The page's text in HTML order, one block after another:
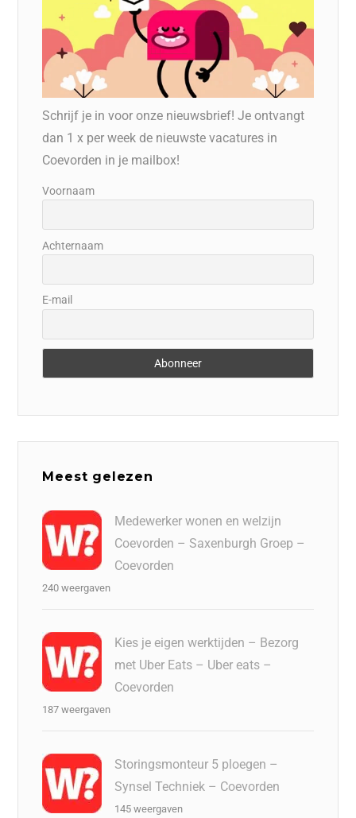
Schrijf je in voor onze nieuwsbrief! Je ontvangt
dan 1 x per week de nieuwste vacatures in
Coevorden in je mailbox!
Voornaam
Achternaam
E-mail
Meest gelezen
Medewerker wonen en welzijn
Coevorden – Saxenburgh Groep –
Coevorden
240 weergaven
Kies je eigen werktijden – Bezorg
met Uber Eats – Uber eats –
Coevorden
187 weergaven
Storingsmonteur 5 ploegen –
Synsel Techniek – Coevorden
145 weergaven